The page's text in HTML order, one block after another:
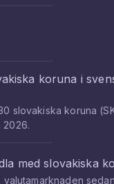
koruna i
slovakiska koruna (
2026.
medslovakiska
sedan